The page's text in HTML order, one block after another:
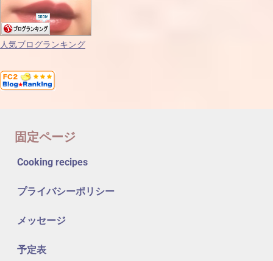
人気ブログランキング
固定ページ
Cooking recipes
プライバシーポリシー
メッセージ
予定表